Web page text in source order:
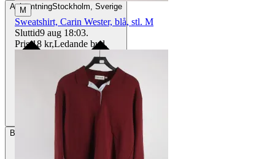
AvhämtningStockholm, Sverige
Betalning Via Tradera
M
Sweatshirt, Carin Wester, blå, stl. M
Sluttid9 aug 18:03.
Pris:18 kr,Ledande bud.